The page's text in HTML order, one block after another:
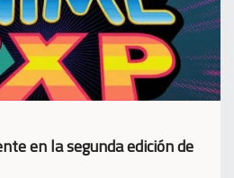
en la segunda edición de